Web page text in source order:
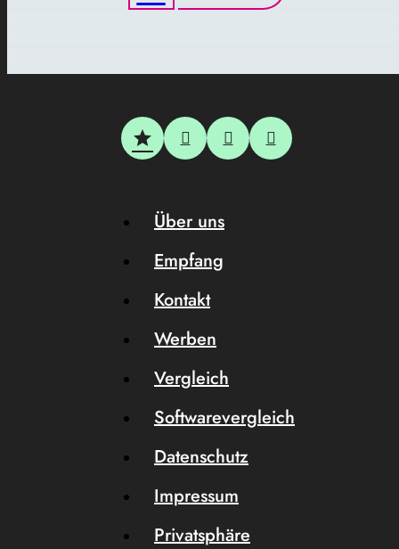
Über uns
Empfang
Kontakt
Werben
Vergleich
Softwarevergleich
Datenschutz
Impressum
Privatsphäre